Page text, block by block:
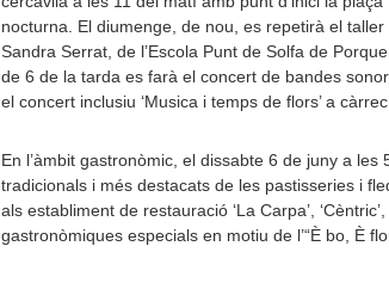
nocturna. El diumenge, de nou, es repetirà el
Sandra Serrat, de l’Escola Punt de Solfa de
de 6 de la tarda es farà el concert de bandes
el concert inclusiu ‘Musica i temps de flors’ a
En l’àmbit gastronòmic, el dissabte 6 de juny a les
tradicionals i més destacats de les pastisseries i
als establiment de restauració ‘La Carpa’,
gastronòmiques especials en motiu de l’“È bo, È